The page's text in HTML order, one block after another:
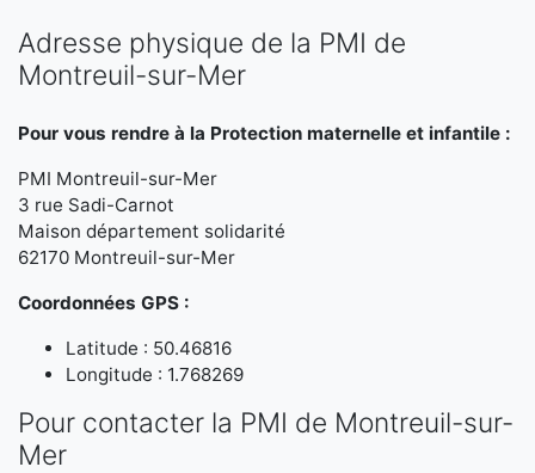
Adresse physique de la PMI de
Montreuil-sur-Mer
Pour vous rendre à la Protection maternelle et infantile :
PMI Montreuil-sur-Mer
3 rue Sadi-Carnot
Maison département solidarité
62170 Montreuil-sur-Mer
Coordonnées GPS :
Latitude : 50.46816
Longitude : 1.768269
Pour contacter la PMI de Montreuil-sur-
Mer